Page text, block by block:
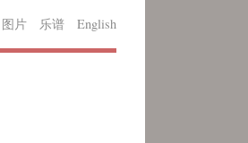
图片 乐谱 English